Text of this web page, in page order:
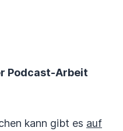
Podcast-Arbeit
kann gibt es auf